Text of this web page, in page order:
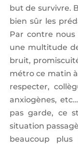
but de survivre.
bien sûr les
Par contre
une multitude
bruit,
métro ce matin
respecter,
anxiogènes,
pas garde, ce
situation
beaucoup